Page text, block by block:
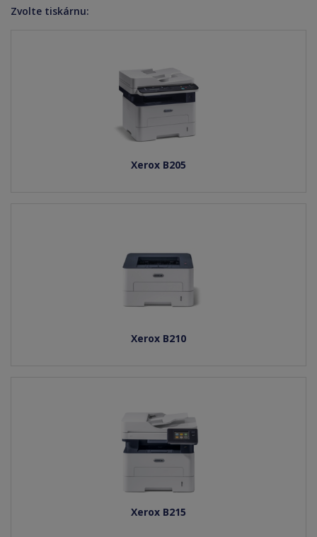
Zvolte tiskárnu:
Xerox B205
Xerox B210
Xerox B215